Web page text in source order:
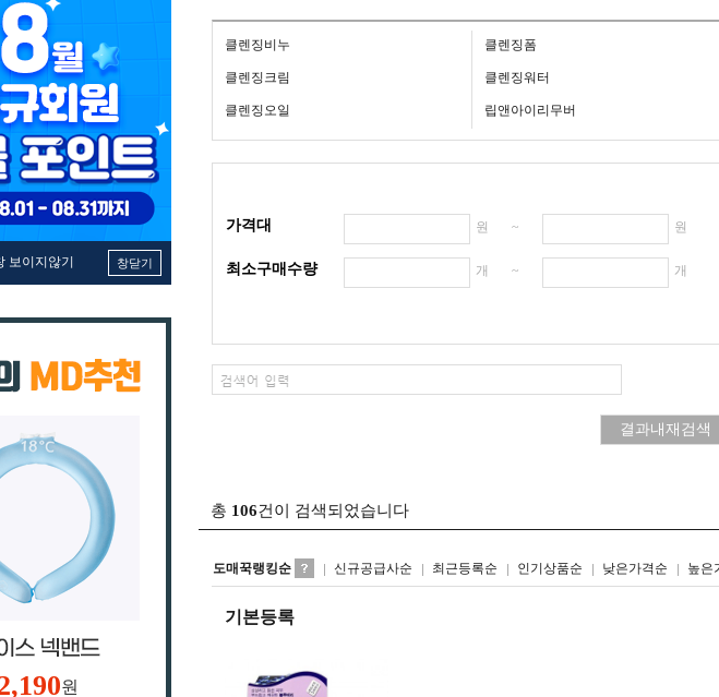
보이지않기 창닫기
원
클렌징비누 클렌징폼
클렌징크림 클렌징워터
클렌징오일 립앤아이리무버
가격대 원 ~ 원
최소구매수량 개 ~ 개
총 106건이 검색되었습니다
도매꾹랭킹순 신규공급사순 최근등록순 인기상품순 낮은가격순 높은
리스트형갤러리형
기본등록